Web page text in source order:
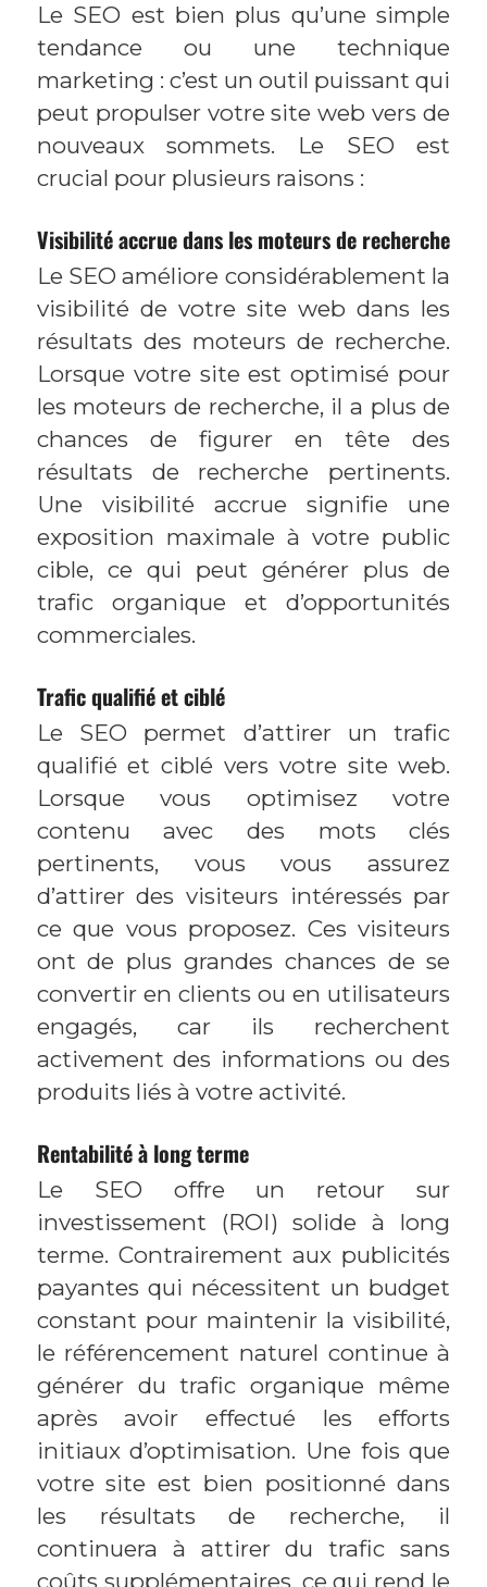
Le SEO est bien plus qu’une simple
tendance ou une technique
marketing : c’est un outil puissant qui
peut propulser votre site web vers de
nouveaux sommets. Le SEO est
crucial pour plusieurs raisons :
Visibilité accrue dans les moteurs de recherche
Le SEO améliore considérablement la
visibilité de votre site web dans les
résultats des moteurs de recherche.
Lorsque votre site est optimisé pour
les moteurs de recherche, il a plus de
chances de figurer en tête des
résultats de recherche pertinents.
Une visibilité accrue signifie une
exposition maximale à votre public
cible, ce qui peut générer plus de
trafic organique et d’opportunités
commerciales.
Trafic qualifié et ciblé
Le SEO permet d’attirer un trafic
qualifié et ciblé vers votre site web.
Lorsque vous optimisez votre
contenu avec des mots clés
pertinents, vous vous assurez
d’attirer des visiteurs intéressés par
ce que vous proposez. Ces visiteurs
ont de plus grandes chances de se
convertir en clients ou en utilisateurs
engagés, car ils recherchent
activement des informations ou des
produits liés à votre activité.
Rentabilité à long terme
Le SEO offre un retour sur
investissement (ROI) solide à long
terme. Contrairement aux publicités
payantes qui nécessitent un budget
constant pour maintenir la visibilité,
le référencement naturel continue à
générer du trafic organique même
après avoir effectué les efforts
initiaux d’optimisation. Une fois que
votre site est bien positionné dans
les résultats de recherche, il
continuera à attirer du trafic sans
coûts supplémentaires, ce qui rend le